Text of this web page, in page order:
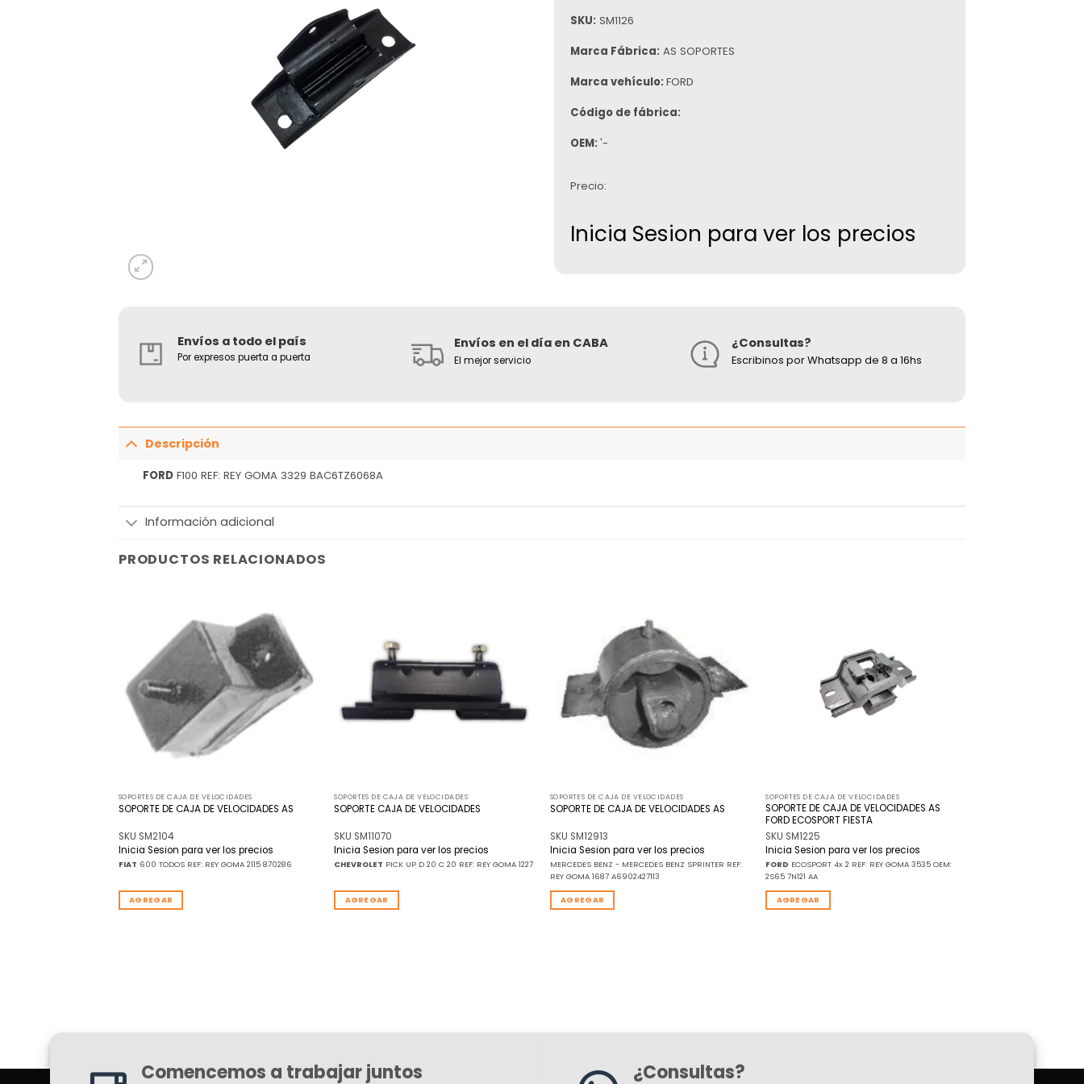
SKU: SM1126
Marca Fábrica: AS SOPORTES
Marca vehículo: FORD
Código de fábrica:
OEM: '-
Precio:
Inicia Sesion para ver los precios
Envíos a todo el país
Por expresos puerta a puerta
Envíos en el día en CABA
El mejor servicio
¿Consultas?
Escribinos por Whatsapp de 8 a 16hs
Descripción
FORD F100 REF: REY GOMA 3329 BAC6TZ6068A
Información adicional
PRODUCTOS RELACIONADOS
Añadir
a la
lista
de
deseos
SOPORTES DE CAJA DE VELOCIDADES
SOPORTE DE CAJA DE VELOCIDADES AS
SKU SM2104
Inicia Sesion para ver los precios
FIAT 600 TODOS REF: REY GOMA 2115 870286
AGREGAR
deseos
SOPORTES DE CAJA DE VELOCIDADES
SOPORTE CAJA DE VELOCIDADES
SKU SM11070
Inicia Sesion para ver los precios
CHEVROLET PICK UP D 20 C 20 REF: REY GOMA 1227
AGREGAR
deseos
SOPORTES DE CAJA DE VELOCIDADES
SOPORTE DE CAJA DE VELOCIDADES AS
SKU SM12913
Inicia Sesion para ver los precios
MERCEDES BENZ - MERCEDES BENZ SPRINTER REF:
REY GOMA 1687 A6902427113
AGREGAR
SOPORTES DE CAJA DE VELOCIDADES
SOPORTE DE CAJA DE VELOCIDADES AS
FORD ECOSPORT FIESTA
SKU SM1225
Inicia Sesion para ver los precios
FORD ECOSPORT 4x 2 REF: REY GOMA 3535 OEM:
2S65 7N121 AA
AGREGAR
Comencemos a trabajar juntos ¿Consultas?